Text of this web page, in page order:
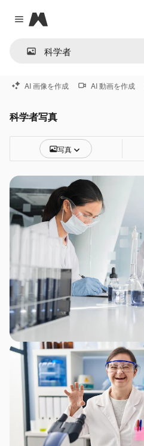
Close menu
Magnific
AI 画像を作成 AI 動画を作成
科学者写真
写真